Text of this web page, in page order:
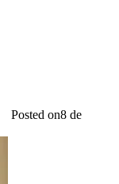
Posted on8 de